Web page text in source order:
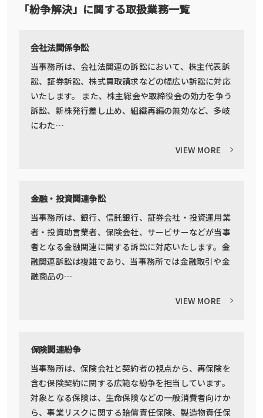
「紛争解決」に関する取扱業務一覧
会社法関係争訟
当事務所は、会社法関連の訴訟において、株主代表訴
訟、証券訴訟、株式買取請求などの幅広い訴訟に対応
いたします。 また、株主総会や取締役会の効力を争う
訴訟、新株発行差し止め、組織再編の無効など、多岐
にわた…
VIEW MORE
金融・投資関連争訟
当事務所は、銀行、信託銀行、証券会社・投資運用業
者・投資助言業者、保険会社、サービサーなどが当事
者となる金融関連に関する訴訟に対応いたします。金
融関連訴訟は複雑であり、当事務所では金融取引や金
融商品の…
VIEW MORE
保険関連紛争
当事務所は、保険会社と契約者の視点から、再保険を
含む保険契約に関する広範な紛争を担当しています。
対象となる保険は、生命保険などの一般消費者向けか
ら、事業リスクに関する賠償責任保険、製造物責任保